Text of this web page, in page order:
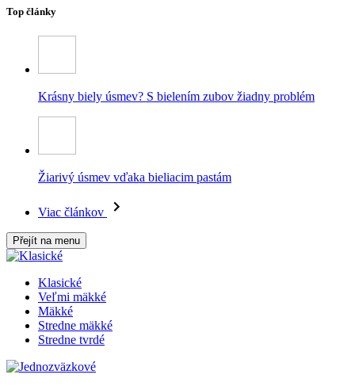
Top články
Krásny biely úsmev? S bielením zubov žiadny problém
Žiarivý úsmev vďaka bieliacim pastám
Viac článkov
Přejít na menu
Klasické
Veľmi mäkké
Mäkké
Stredne mäkké
Stredne tvrdé